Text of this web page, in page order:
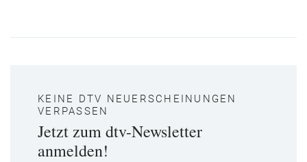
KEINE DTV NEUERSCHEINUNGEN
VERPASSEN
Jetzt zum dtv-Newsletter
anmelden!